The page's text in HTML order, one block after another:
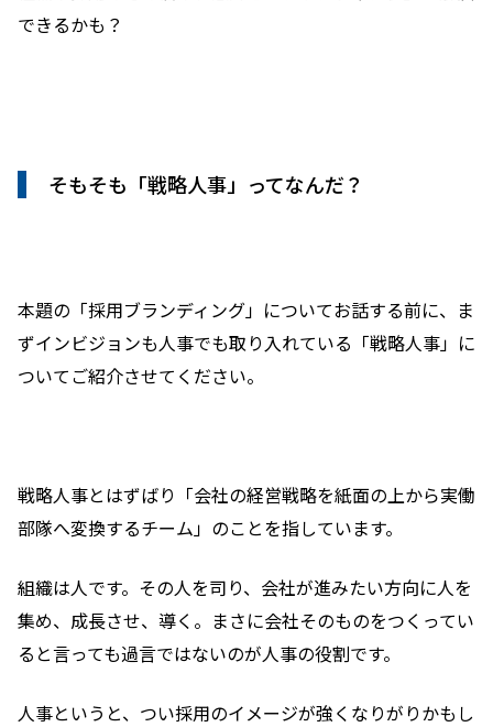
できるかも？
そもそも「戦略人事」ってなんだ？
本題の「採用ブランディング」についてお話する前に、ま
ずインビジョンも人事でも取り入れている「戦略人事」に
ついてご紹介させてください。
戦略人事とはずばり「会社の経営戦略を紙面の上から実働
部隊へ変換するチーム」のことを指しています。
組織は人です。その人を司り、会社が進みたい方向に人を
集め、成長させ、導く。まさに会社そのものをつくってい
ると言っても過言ではないのが人事の役割です。
人事というと、つい採用のイメージが強くなりがりかもし